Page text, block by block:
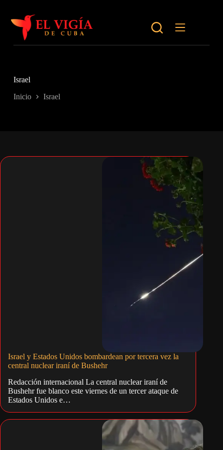
contenido
Israel
Inicio Israel
Israel y Estados Unidos bombardean por tercera vez la
central nuclear iraní de Bushehr
Redacción internacional La central nuclear iraní de
Bushehr fue blanco este viernes de un tercer ataque de
Estados Unidos e…